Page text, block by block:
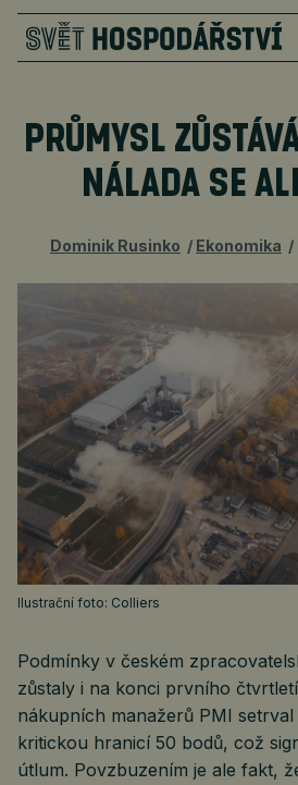
PRŮMYSL
NÁLADA SE
Dominik Rusinko Ekonomika
Ilustrační foto: Colliers
Podmínky v českém
zůstaly i na konci prvního
nákupních manažerů PMI
kritickou hranicí 50 bodů, což
útlum. Povzbuzením je ale fakt,